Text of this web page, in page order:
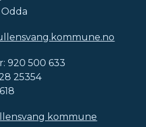
920 500 633
25354
kommune